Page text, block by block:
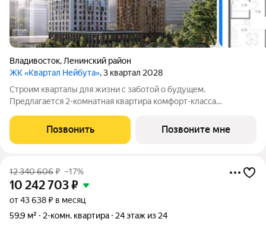
Владивосток, Ленинский район
ЖК «Квартал Нейбута», 3 квартал 2028
Строим кварталы для жизни с заботой о будущем.
Предлагается 2-комнатная квартира комфорт-класса
на 26-м этаже, в жилом комплексе "Квартал
Нейбута".Выбирайте свое место для счастливой жизни: от
Позвонить Позвоните мне
12 340 606₽ –17%
10 242 703₽
от 43 638 ₽ в месяц
59,9 м²
2-комн. квартира 24 этаж из 24